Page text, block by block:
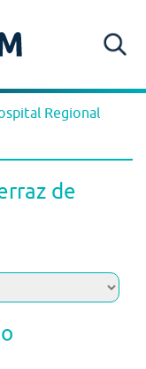
Regional
de